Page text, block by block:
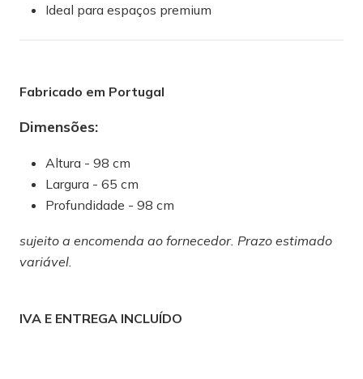
Ideal para espaços premium
Fabricado em Portugal
Dimensões:
Altura - 98 cm
Largura - 65 cm
Profundidade - 98 cm
sujeito a encomenda ao fornecedor. Prazo estimado
variável.
IVA E ENTREGA INCLUÍDO